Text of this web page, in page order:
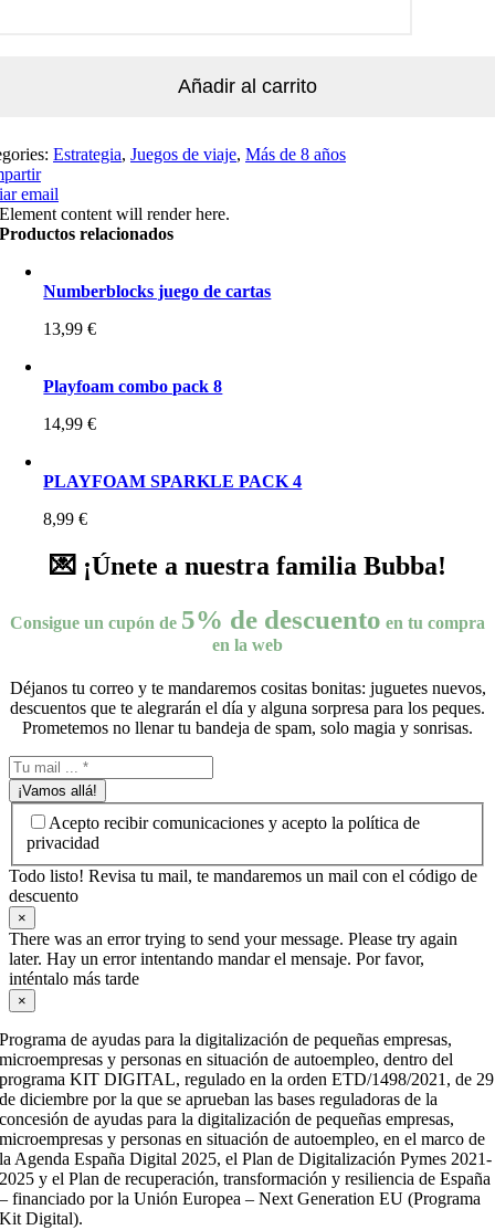
Añadir al carrito
Estrategia, Juegos de viaje, Más de 8 años
email
Element content will render here.
Productos relacionados
Numberblocks juego de cartas
13,99€
Playfoam combo pack 8
14,99€
PLAYFOAM SPARKLE PACK 4
8,99€
💌 ¡Únete a nuestra familia Bubba!
Consigue un cupón de 5% de descuento en tu compra
en la web
Déjanos tu correo y te mandaremos cositas bonitas: juguetes nuevos,
descuentos que te alegrarán el día y alguna sorpresa para los peques.
Prometemos no llenar tu bandeja de spam, solo magia y sonrisas.
¡Vamos allá!
Acepto recibir comunicaciones y acepto la política de
privacidad
Todo listo! Revisa tu mail, te mandaremos un mail con el código de
descuento
×
There was an error trying to send your message. Please try again
later. Hay un error intentando mandar el mensaje. Por favor,
inténtalo más tarde
×
Programa de ayudas para la digitalización de pequeñas empresas,
microempresas y personas en situación de autoempleo, dentro del
programa KIT DIGITAL, regulado en la orden ETD/1498/2021, de 29
de diciembre por la que se aprueban las bases reguladoras de la
concesión de ayudas para la digitalización de pequeñas empresas,
microempresas y personas en situación de autoempleo, en el marco de
la Agenda España Digital 2025, el Plan de Digitalización Pymes 2021-
2025 y el Plan de recuperación, transformación y resiliencia de España
– financiado por la Unión Europea – Next Generation EU (Programa
Kit Digital).